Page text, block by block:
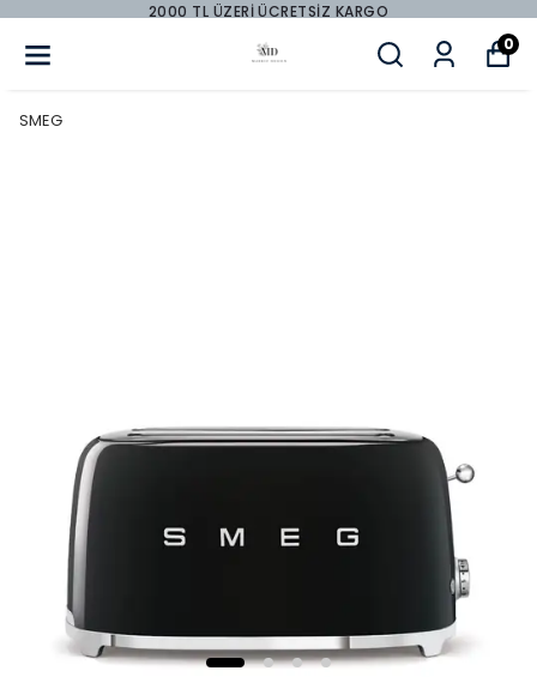
2000 TL ÜZERİ ÜCRETSİZ KARGO
0
SMEG